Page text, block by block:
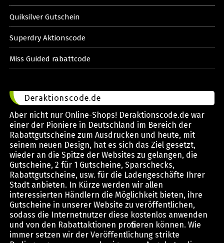
Quiksilver Gutschein
Superdry Aktionscode
Miss Guided rabattcode
Deraktionscode.de
Aber nicht nur Online-Shops! Deraktionscode.de war
einer der Pioniere in Deutschland im Bereich der
Rabattgutscheine zum Ausdrucken und heute, mit
seinem neuen Design, hat es sich das Ziel gesetzt,
wieder an die Spitze der Websites zu gelangen, die
Gutscheine, 2 für 1 Gutscheine, Sparschecks,
Rabattgutscheine, usw. für die Ladengeschäfte Ihrer
Stadt anbieten. In Kürze werden wir allen
interessierten Händlern die Möglichkeit bieten, ihre
Gutscheine in unserer Website zu veröffentlichen,
sodass die Internetnutzer diese kostenlos anwenden
und von den Rabattaktionen profitieren können. Wie
immer setzen wir der Veröffentlichung strikte